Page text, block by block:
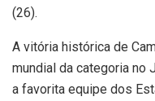
(26).
A vitória histórica de
mundial da categoria no
a favorita equipe dos